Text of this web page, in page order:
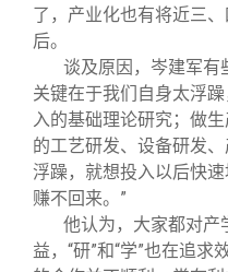
了，产业化也有将近三
后。
谈及原因，岑建军有
关键在于我们自身太浮
入的基础理论研究；做
的工艺研发、设备研发
浮躁，就想投入以后快
赚不回来。”
他认为，大家都对产
益，“研”和“学”也在追